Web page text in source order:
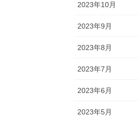
2023年10月
2023年9月
2023年8月
2023年7月
2023年6月
2023年5月